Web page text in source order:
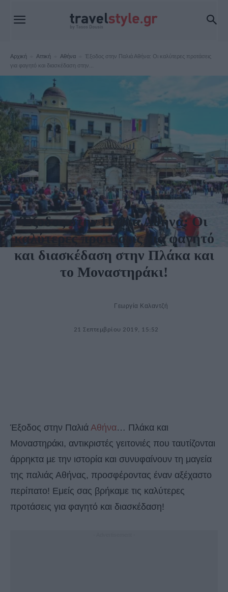
Αρχική Αττική Αθήνα
Έξοδος στην Παλιά Αθήνα: Οι καλύτερες προτάσεις
για φαγητό και διασκέδαση στην...
Αθήνα
Έξοδος στην Παλιά Αθήνα: Οι
καλύτερες προτάσεις για φαγητό
και διασκέδαση στην Πλάκα και
το Μοναστηράκι!
Γεωργία Καλαντζή
21 Σεπτεμβρίου 2019, 15:52
Έξοδος στην Παλιά Αθήνα… Πλάκα και
Μοναστηράκι, αντικριστές γειτονιές που ταυτίζονται
άρρηκτα µε την ιστορία και συνυφαίνουν τη μαγεία
της παλιάς Αθήνας, προσφέροντας έναν αξέχαστο
περίπατο! Εμείς σας βρήκαμε τις καλύτερες
προτάσεις για φαγητό και διασκέδαση!